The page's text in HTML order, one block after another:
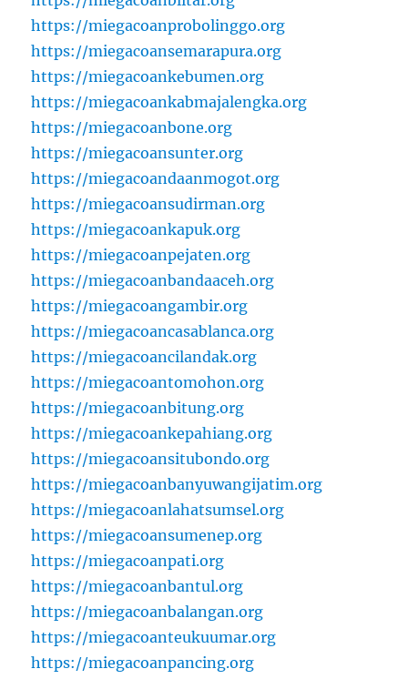
https://miegacoanprobolinggo.org
https://miegacoansemarapura.org
https://miegacoankebumen.org
https://miegacoankabmajalengka.org
https://miegacoanbone.org
https://miegacoansunter.org
https://miegacoandaanmogot.org
https://miegacoansudirman.org
https://miegacoankapuk.org
https://miegacoanpejaten.org
https://miegacoanbandaaceh.org
https://miegacoangambir.org
https://miegacoancasablanca.org
https://miegacoancilandak.org
https://miegacoantomohon.org
https://miegacoanbitung.org
https://miegacoankepahiang.org
https://miegacoansitubondo.org
https://miegacoanbanyuwangijatim.org
https://miegacoanlahatsumsel.org
https://miegacoansumenep.org
https://miegacoanpati.org
https://miegacoanbantul.org
https://miegacoanbalangan.org
https://miegacoanteukuumar.org
https://miegacoanpancing.org